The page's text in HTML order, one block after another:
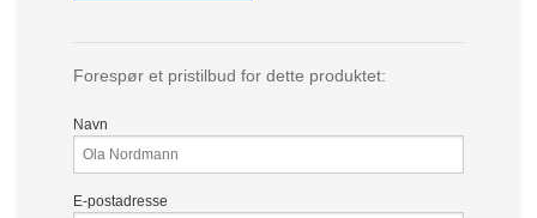
Forespør et pristilbud for dette produktet:
Navn
E-postadresse